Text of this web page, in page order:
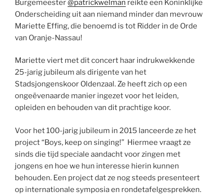
Burgemeester@patrickwelman reikte een Koninklijke
Onderscheiding uit aan niemand minder dan mevrouw
Mariette Effing, die benoemd is tot Ridder in de Orde
van Oranje-Nassau!
Mariette viert met dit concert haar indrukwekkende
25-jarig jubileum als dirigente van het
Stadsjongenskoor Oldenzaal. Ze heeft zich op een
ongeëvenaarde manier ingezet voor het leiden,
opleiden en behouden van dit prachtige koor.
Voor het 100-jarig jubileum in 2015 lanceerde ze het
project “Boys, keep on singing!” Hiermee vraagt ze
sinds die tijd speciale aandacht voor zingen met
jongens en hoe we hun interesse hierin kunnen
behouden. Een project dat ze nog steeds presenteert
op internationale symposia en rondetafelgesprekken.